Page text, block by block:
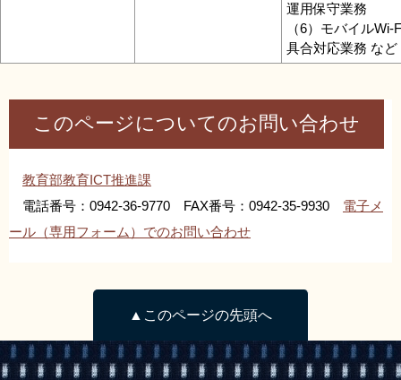
運用保守業務
（6）モバイル
具合対応業務 など
このページについてのお問い合わせ
教育部教育ICT推進課
電話番号：0942-36-9770 FAX番号：0942-35-9930 電子メ
ール（専用フォーム）でのお問い合わせ
▲このページの先頭へ